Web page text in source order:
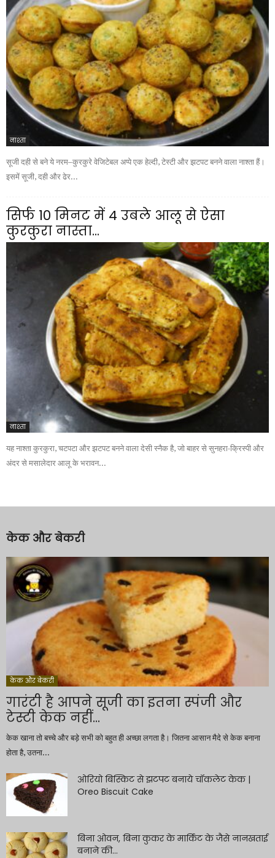
नाश्ता
सूजी दही से बने ये नरम–कुरकुरे वेजिटेबल अप्पे एक हेल्दी, टेस्टी और झटपट बनने वाला नाश्ता हैं।
इसमें सूजी, दही और ढेर...
सिर्फ 10 मिनट में 4 उबले आलू से ऐसा
कुरकुरा नास्ता...
नाश्ता
यह नाश्ता कुरकुरा, चटपटा और झटपट बनने वाला देसी स्नैक है, जो बाहर से सुनहरा-क्रिस्पी और
अंदर से मसालेदार आलू के भरावन...
केक और बेकरी
केक और बेकरी
गारंटी है आपने सूजी का इतना स्पंजी और
टेस्टी केक नहीं...
केक खाना तो बच्चे और बड़े सभी को बहुत ही अच्छा लगता है। जितना आसान मैदे से केक बनाना
होता है, उतना...
ओरियो बिस्किट से झटपट बनाये चॉकलेट केक |
Oreo Biscuit Cake
बिना ओवन, बिना कुकर के मार्किट के जैसे नानखताई
बनाने की...